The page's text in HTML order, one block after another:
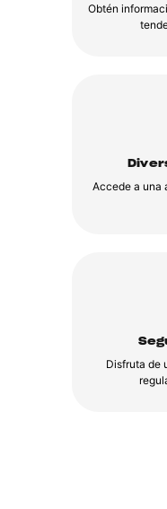
Obtén
Accede a una
Disfruta de